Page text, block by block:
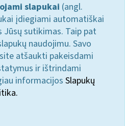
slapukai (angl.
įdiegiami automatiškai
Jūsų sutikimas. Taip pat
naudojimu. Savo
atšaukti pakeisdami
ir ištrindami
informacijos Slapukų